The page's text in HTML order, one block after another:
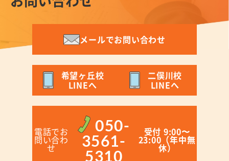
メールでお問い合わせ
希望ヶ丘校
LINEへ
二俣川校
LINEへ
電話でお
問い合わ
せ
050-
3561-
5310
受付 9:00〜
23:00（年中無
休）